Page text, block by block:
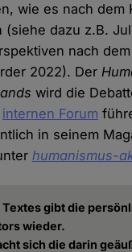
wie es nach dem
(siehe dazu z.B.
nach dem
2022). Der
wird die
internen Forum
in seinem
humanismus-
Textes gibt die
wieder.
sich die darin